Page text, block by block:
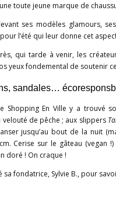
toute jeune marque de
ses modèles glamours,
l’été qui leur donne cet
qui tarde à venir, les
yeux fondemental de soutenir
sandales…
Shopping En Ville y a trouvé
velouté de pêche ; aux slippers
jusqu’au bout de la nuit
Cerise sur le gâteau (vegan
doré ! On craque !
fondatrice, Sylvie B., pour